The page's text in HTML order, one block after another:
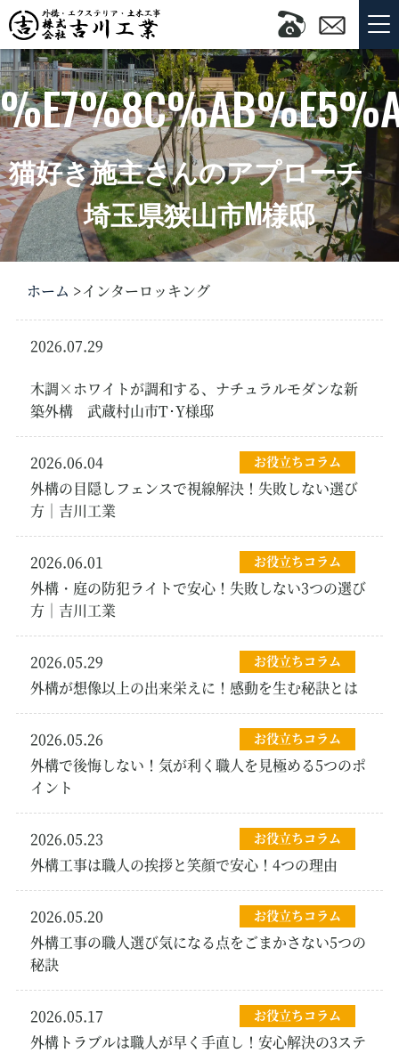
猫好き施主さんのアプローチ
埼玉県狭山市M様邸
ホーム インターロッキング
2026.07.29
木調×ホワイトが調和する、ナチュラルモダンな新
築外構 武蔵村山市T･Y様邸
2026.06.04 お役立ちコラム
外構の目隠しフェンスで視線解決！失敗しない選び
方｜吉川工業
2026.06.01 お役立ちコラム
外構・庭の防犯ライトで安心！失敗しない3つの選び
方｜吉川工業
2026.05.29 お役立ちコラム
外構が想像以上の出来栄えに！感動を生む秘訣とは
2026.05.26 お役立ちコラム
外構で後悔しない！気が利く職人を見極める5つのポ
イント
2026.05.23 お役立ちコラム
外構工事は職人の挨拶と笑顔で安心！4つの理由
2026.05.20 お役立ちコラム
外構工事の職人選び気になる点をごまかさない5つの
秘訣
2026.05.17 お役立ちコラム
外構トラブルは職人が早く手直し！安心解決の3ステ